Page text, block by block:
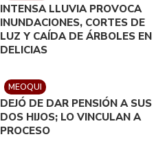
INTENSA LLUVIA PROVOCA
INUNDACIONES, CORTES DE
LUZ Y CAÍDA DE ÁRBOLES EN
DELICIAS
MEOQUI
DEJÓ DE DAR PENSIÓN A SUS
DOS HIJOS; LO VINCULAN A
PROCESO